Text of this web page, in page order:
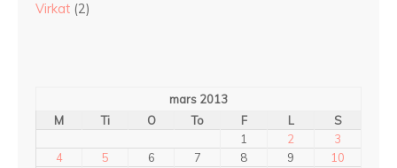
Virkat (2)
mars 2013
M
Ti O To F L S
1 2
3
4
5 6 7 8 9
10